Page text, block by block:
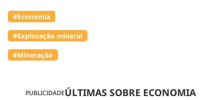
PUBLICIDADEÚLTIMAS SOBRE ECONOMIA
#Economia
#Exploração mineral
#Mineração